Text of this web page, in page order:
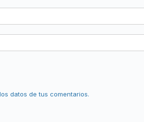
datos de tus comentarios.